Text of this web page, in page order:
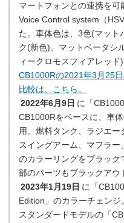
マートフォンとの連携を
Voice Control system（
た。車体色は、3色(マット
ク(新色)、マットベータシ
ィークロモスフィアレッド)
CB1000Rの2021年3月25
比較は、こちら。
2022年6月9日 に「
CB1000Rをベースに、車
用。燃料タンク、ラジエー
スイングアーム、マフラ
のカラーリングをブラック
部のパーツもブラックアウ
2023年1月19日 に「
Edition」のカラーチェンジ。
スタンダードモデルの「